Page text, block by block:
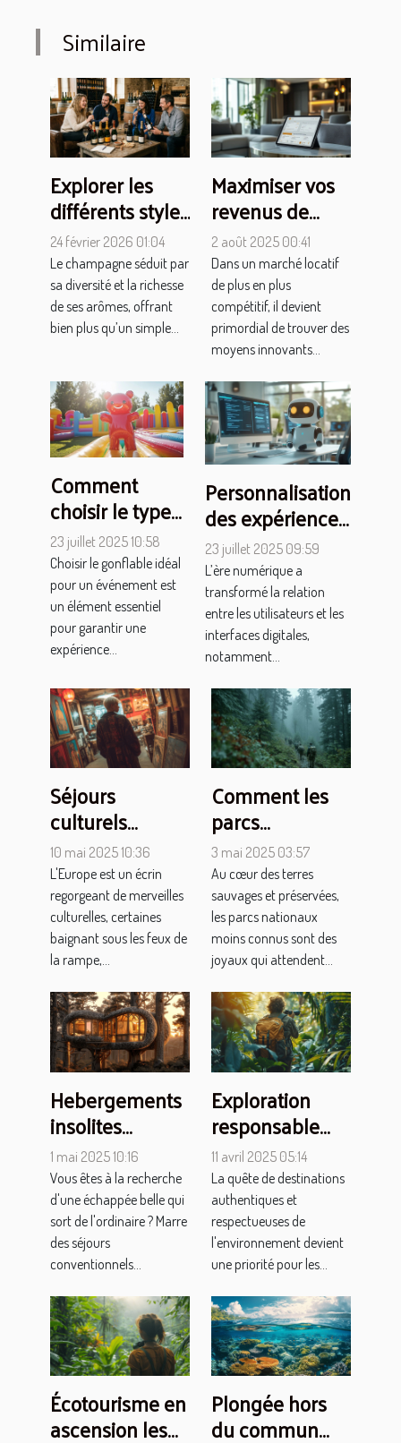
Similaire
Explorer les
différents styles
de champagne
: Classiques vs.
Confidentielles
24 février 2026 01:04
Le champagne séduit par
sa diversité et la richesse
de ses arômes, offrant
bien plus qu’un simple...
Maximiser vos
revenus de
location avec
un programme
de cooptation
2 août 2025 00:41
Dans un marché locatif
de plus en plus
compétitif, il devient
primordial de trouver des
moyens innovants...
Comment
choisir le type
de gonflable
pour votre
prochain
événement ?
23 juillet 2025 10:58
Choisir le gonflable idéal
pour un événement est
un élément essentiel
pour garantir une
expérience...
Personnalisation
des expériences
utilisateur grâce
aux chatbots
23 juillet 2025 09:59
L’ère numérique a
transformé la relation
entre les utilisateurs et les
interfaces digitales,
notamment...
Séjours
culturels
secrets musées
et galeries d'art
cachés
d'Europe
10 mai 2025 10:36
L'Europe est un écrin
regorgeant de merveilles
culturelles, certaines
baignant sous les feux de
la rampe,...
Comment les
parcs
nationaux
moins connus
offrent une
expérience de
randonnée
unique défis et
opportunités
3 mai 2025 03:57
Au cœur des terres
sauvages et préservées,
les parcs nationaux
moins connus sont des
joyaux qui attendent...
Hebergements
insolites
expériences
uniques loin
des hôtels
classiques
1 mai 2025 10:16
Vous êtes à la recherche
d'une échappée belle qui
sort de l'ordinaire ? Marre
des séjours
conventionnels...
Exploration
responsable
comment
choisir des
destinations
écotouristiques
hors des
sentiers battus
11 avril 2025 05:14
La quête de destinations
authentiques et
respectueuses de
l'environnement devient
une priorité pour les...
Écotourisme en
ascension les
Plongée hors
du commun